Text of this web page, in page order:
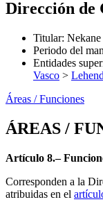
Dirección de
Titular:
Periodo del
Entidades
Vasco >
Áreas / Funciones
ÁREAS /
Artículo 8.–
Corresponden a la
atribuidas en el